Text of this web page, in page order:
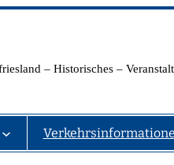
– Historisches –